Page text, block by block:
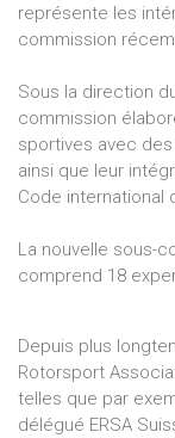
représente les
commission
Sous la direction
commission
sportives avec
ainsi que leur
Code international
La nouvelle sous-
comprend 18
Depuis plus
Rotorsport
telles que par
délégué ERSA